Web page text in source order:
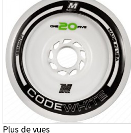
Plus de vues